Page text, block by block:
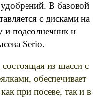
В базовой
с дисками на
и подсолнечник и
Serio.
из шасси с
обеспечивает
при посеве, так и в